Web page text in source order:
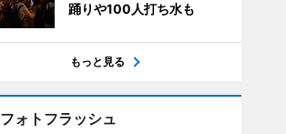
踊りや100人打ち水も
もっと見る
フォトフラッシュ